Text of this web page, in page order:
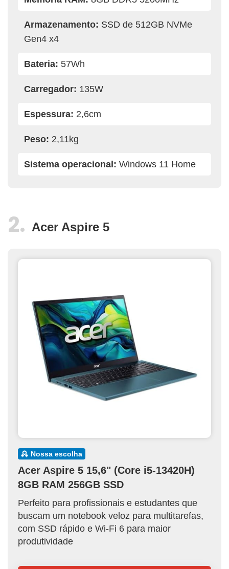
Armazenamento: SSD de 512GB NVMe
Gen4 x4
Bateria: 57Wh
Carregador: 135W
Espessura: 2,6cm
Peso: 2,11kg
Sistema operacional: Windows 11 Home
Acer Aspire 5
nossa escolha
Acer Aspire 5 15,6" (Core i5-13420H)
8GB RAM 256GB SSD
Perfeito para profissionais e estudantes que
buscam um notebook veloz para multitarefas,
com SSD rápido e Wi-Fi 6 para maior
produtividade